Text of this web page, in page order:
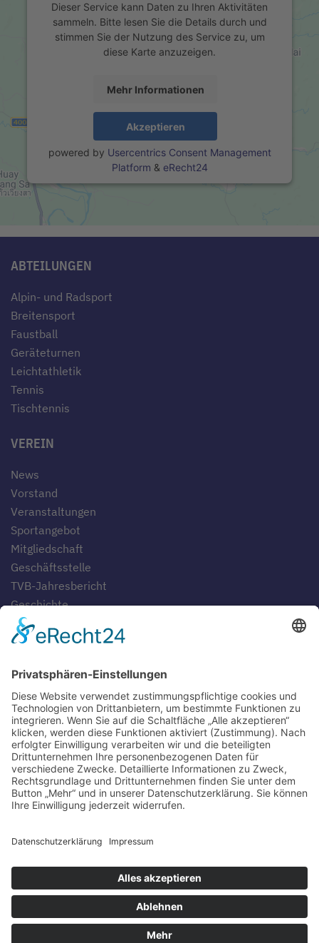
Dieser Service kann Daten zu Ihren Aktivitäten
sammeln. Bitte lesen Sie die Details durch und
stimmen Sie der Nutzung des Service zu, um
diese Karte anzuzeigen.
Mehr Informationen
Akzeptieren
powered by Usercentrics Consent Management
Platform & eRecht24
ABTEILUNGEN
Alpin- und Radsport
Breitensport
Faustball
Geräteturnen
Leichtathletik
Tennis
Tischtennis
VEREIN
News
Vorstand
Veranstaltungen
Sportangebot
Mitgliedschaft
Geschäftsstelle
TVB-Jahresbericht
Geschichte
Gaststätten
Blog
Downloads
Fotogalerien
Links
Anfahrt
Tippspiel
Datenschutzerklärung
© 2025 Turnverein Bissingen e.V.. Alle Rechte vorbehalten.